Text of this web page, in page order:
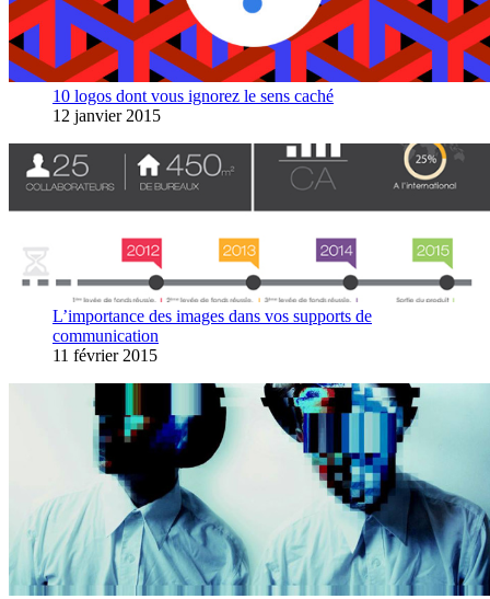
10 logos dont vous ignorez le sens caché
12 janvier 2015
L’importance des images dans vos supports de
communication
11 février 2015